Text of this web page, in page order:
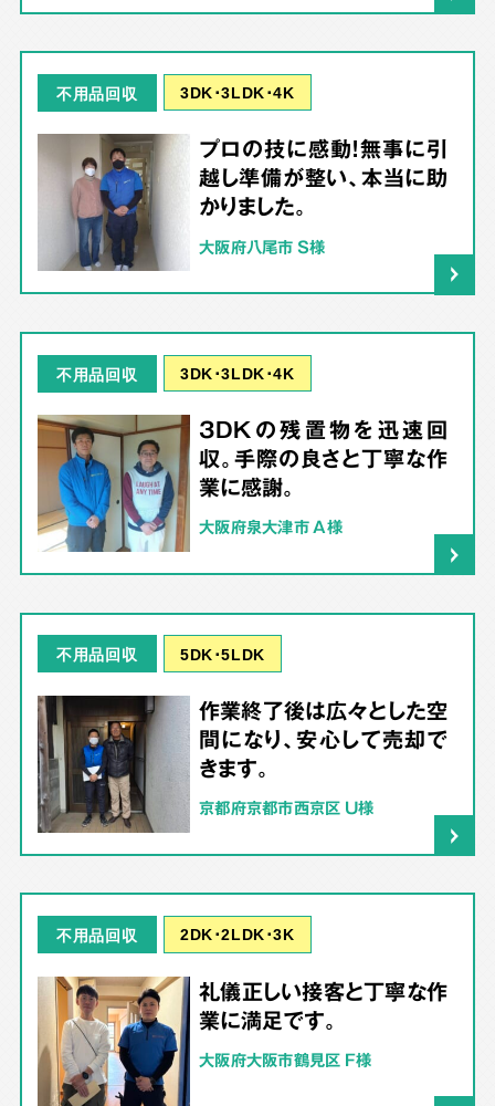
不用品回収 3DK･3LDK･4K
プロの技に感動！無事に引
越し準備が整い、本当に助
かりました。
大阪府八尾市 S様
不用品回収 3DK･3LDK･4K
3DKの残置物を迅速回
収。手際の良さと丁寧な作
業に感謝。
大阪府泉大津市 A様
不用品回収 5DK･5LDK
作業終了後は広々とした空
間になり、安心して売却で
きます。
京都府京都市西京区 U様
不用品回収 2DK･2LDK･3K
礼儀正しい接客と丁寧な作
業に満足です。
大阪府大阪市鶴見区 F様